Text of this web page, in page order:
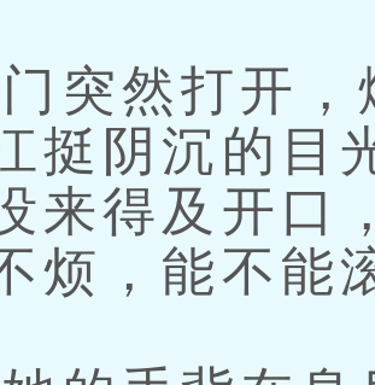
突然打开，
挺阴沉的
来得及开口
烦，能不能